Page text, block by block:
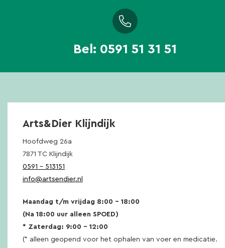
Bel: 0591 51 31 51
Arts&Dier Klijndijk
Hoofdweg 26a
7871 TC Klijndijk
0591 – 513151
info@artsendier.nl
Maandag t/m vrijdag 8:00 – 18:00
(Na 18:00 uur alleen SPOED)
* Zaterdag: 9:00 – 12:00
(* alleen geopend voor het ophalen van voer en medicatie.